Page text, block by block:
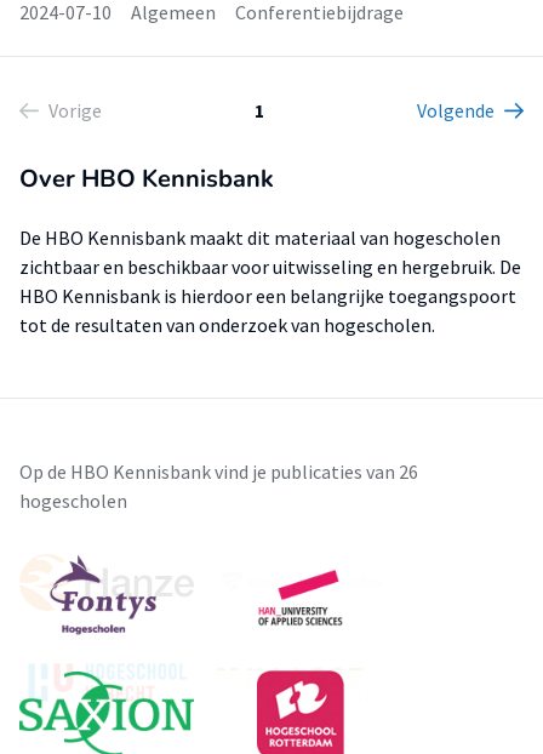
2024-07-10
Algemeen Conferentiebijdrage
Vorige 1 Volgende
Over HBO Kennisbank
De HBO Kennisbank maakt dit materiaal van hogescholen
zichtbaar en beschikbaar voor uitwisseling en hergebruik. De
HBO Kennisbank is hierdoor een belangrijke toegangspoort
tot de resultaten van onderzoek van hogescholen.
Op de HBO Kennisbank vind je publicaties van 26
hogescholen